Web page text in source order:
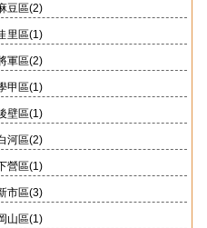
豆區(2)
里區(1)
軍區(2)
甲區(1)
壁區(1)
河區(2)
營區(1)
市區(3)
山區(1)